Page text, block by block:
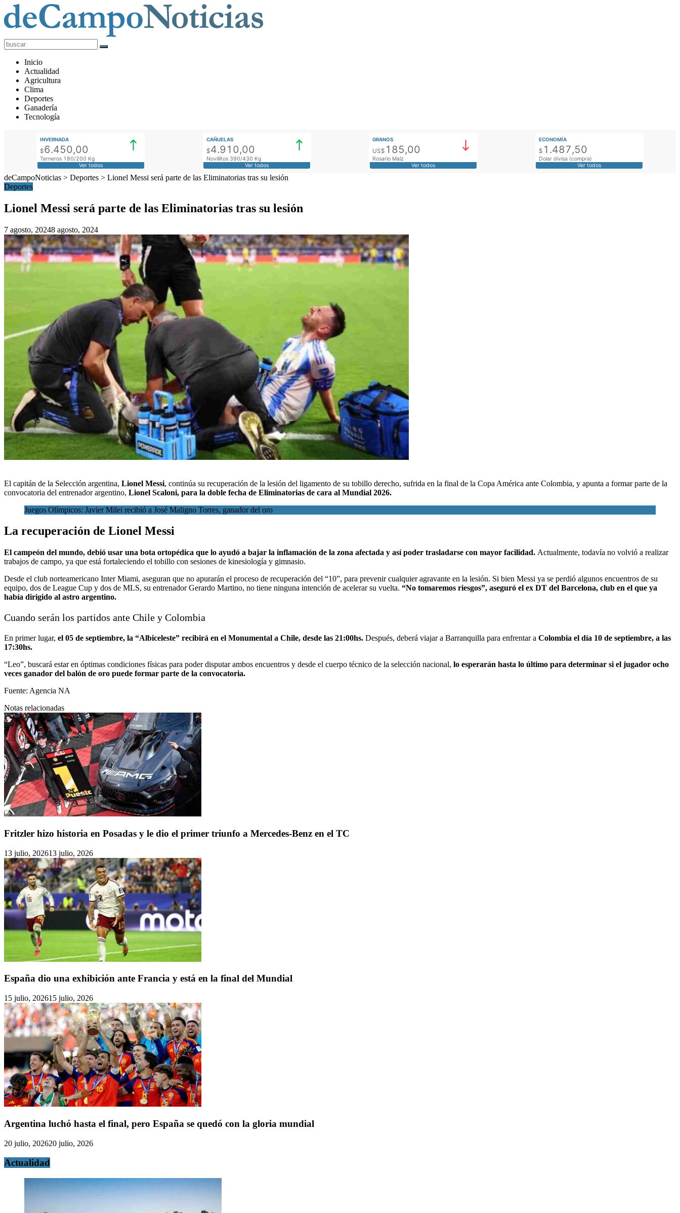
deCampoNoticias
Actualidad
Agropecuaria
Inicio
Actualidad
Agricultura
Clima
Deportes
Ganadería
Tecnología
INVERNADA
$6.450,00
Terneros 180/200 Kg
Ver todos
CAÑUELAS
$4.910,00
Novillitos 390/430 Kg
Ver todos
GRANOS
US$ 185,00
Rosario Maíz
Ver todos
ECONOMÍA
$ 1.487,50
Dolar divisa (compra)
Ver todos
deCampoNoticias > Deportes > Lionel Messi será parte de las Eliminatorias tras su lesión
Deportes
Lionel Messi será parte de las Eliminatorias tras su lesión
7 agosto, 20248 agosto, 2024
El capitán de la Selección argentina, Lionel Messi, continúa su recuperación de la lesión del ligamento de su tobillo derecho, sufrida en la final de la Copa América ante Colombia, y apunta a formar parte de la
convocatoria del entrenador argentino, Lionel Scaloni, para la doble fecha de Eliminatorias de cara al Mundial 2026.
Juegos Olímpicos: Javier Milei recibió a José Maligno Torres, ganador del oro
La recuperación de Lionel Messi
El campeón del mundo, debió usar una bota ortopédica que lo ayudó a bajar la inflamación de la zona afectada y así poder trasladarse con mayor facilidad. Actualmente, todavía no volvió a realizar
trabajos de campo, ya que está fortaleciendo el tobillo con sesiones de kinesiología y gimnasio.
Desde el club norteamericano Inter Miami, aseguran que no apurarán el proceso de recuperación del “10”, para prevenir cualquier agravante en la lesión. Si bien Messi ya se perdió algunos encuentros de su
equipo, dos de League Cup y dos de MLS, su entrenador Gerardo Martino, no tiene ninguna intención de acelerar su vuelta. “No tomaremos riesgos”, aseguró el ex DT del Barcelona, club en el que ya
había dirigido al astro argentino.
Cuando serán los partidos ante Chile y Colombia
En primer lugar, el 05 de septiembre, la “Albiceleste” recibirá en el Monumental a Chile, desde las 21:00hs. Después, deberá viajar a Barranquilla para enfrentar a Colombia el día 10 de septiembre, a las
17:30hs.
“Leo”, buscará estar en óptimas condiciones físicas para poder disputar ambos encuentros y desde el cuerpo técnico de la selección nacional, lo esperarán hasta lo último para determinar si el jugador ocho
veces ganador del balón de oro puede formar parte de la convocatoria.
Fuente: Agencia NA
Notas relacionadas
Fritzler hizo historia en Posadas y le dio el primer triunfo a Mercedes-Benz en el TC
13 julio, 202613 julio, 2026
España dio una exhibición ante Francia y está en la final del Mundial
15 julio, 202615 julio, 2026
Argentina luchó hasta el final, pero España se quedó con la gloria mundial
20 julio, 202620 julio, 2026
Actualidad